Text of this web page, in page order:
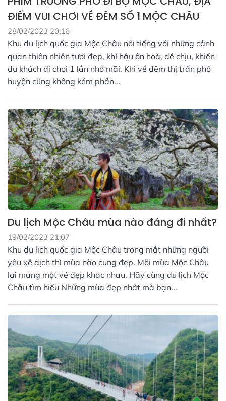
ĐIỂM VUI CHƠI VỀ ĐÊM SỐ 1 MỘC CHÂU
28/02/2023 20:16
Khu du lịch quốc gia Mộc Châu nổi tiếng với những cảnh
quan thiên nhiên tươi đẹp, khí hậu ôn hoà, dễ chịu, khiến
du khách đi chơi 1 lần nhớ mãi. Khi về đêm thị trấn phố
huyện cũng không kém phần...
Du lịch Mộc Châu mùa nào đáng đi nhất?
19/02/2023 21:07
Khu du lịch quốc gia Mộc Châu trong mắt những người
yêu xê dịch thì mùa nào cung đẹp. Mỗi mùa Mộc Châu
lại mang một vẻ đẹp khác nhau. Hãy cùng du lịch Mộc
Châu tìm hiểu Những mùa đẹp nhất mà bạn...